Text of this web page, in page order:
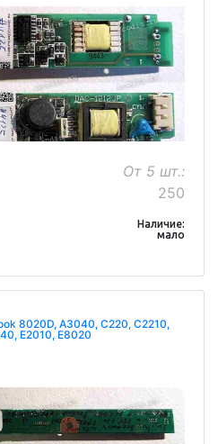
От 5 шт.:
250
Наличие:
мало
8020D, A3040, C220, C2210,
E2010, E8020